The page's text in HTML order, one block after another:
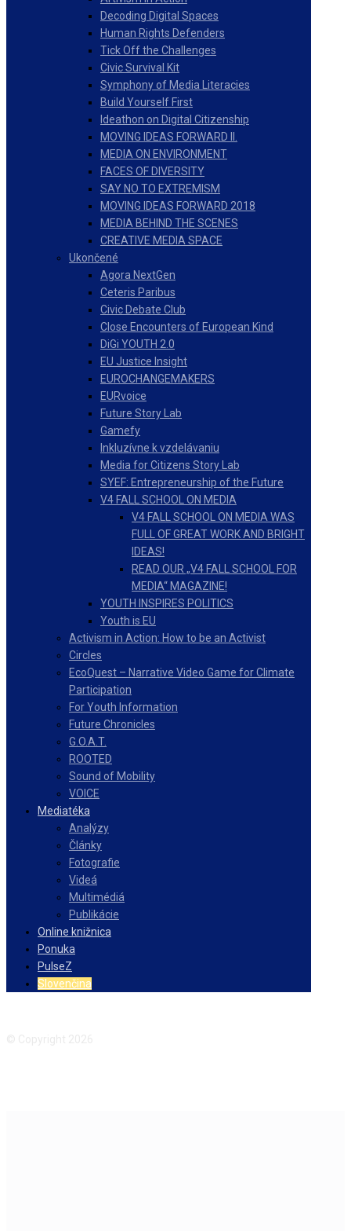
Decoding Digital Spaces
Human Rights Defenders
Tick Off the Challenges
Civic Survival Kit
Symphony of Media Literacies
Build Yourself First
Ideathon on Digital Citizenship
MOVING IDEAS FORWARD II.
MEDIA ON ENVIRONMENT
FACES OF DIVERSITY
SAY NO TO EXTREMISM
MOVING IDEAS FORWARD 2018
MEDIA BEHIND THE SCENES
CREATIVE MEDIA SPACE
Ukončené
Agora NextGen
Ceteris Paribus
Civic Debate Club
Close Encounters of European Kind
DiGi YOUTH 2.0
EU Justice Insight
EUROCHANGEMAKERS
EURvoice
Future Story Lab
Gamefy
Inkluzívne k vzdelávaniu
Media for Citizens Story Lab
SYEF: Entrepreneurship of the Future
V4 FALL SCHOOL ON MEDIA
V4 FALL SCHOOL ON MEDIA WAS
FULL OF GREAT WORK AND BRIGHT
IDEAS!
READ OUR „V4 FALL SCHOOL FOR
MEDIA“ MAGAZINE!
YOUTH INSPIRES POLITICS
Youth is EU
Activism in Action: How to be an Activist
Circles
EcoQuest – Narrative Video Game for Climate
Participation
For Youth Information
Future Chronicles
G.O.A.T.
ROOTED
Sound of Mobility
VOICE
Mediatéka
Analýzy
Články
Fotografie
Videá
Multimédiá
Publikácie
Online knižnica
Ponuka
PulseZ
Slovenčina